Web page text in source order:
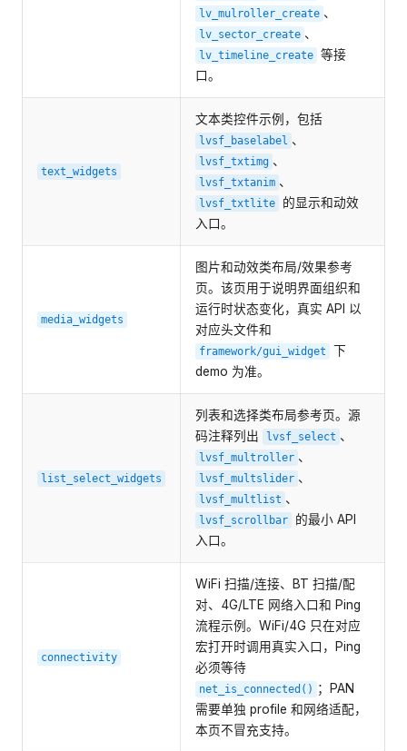
lv_mulroller_create 、
lv_sector_create 、
lv_timeline_create 等接
口。
text_widgets
文本类控件示例，包括
lvsf_baselabel 、
lvsf_txtimg 、
lvsf_txtanim 、
lvsf_txtlite
的显示和动效
入口。
media_widgets
图片和动效类布局/效果参考
页。该页用于说明界面组织和
运行时状态变化，真实 API 以
对应头文件和
framework/gui_widget
下
demo 为准。
list_select_widgets
列表和选择类布局参考页。源
码注释列出
lvsf_select 、
lvsf_multroller 、
lvsf_multslider 、
lvsf_multlist 、
lvsf_scrollbar
的最小 API
入口。
connectivity
WiFi 扫描/连接、BT 扫描/配
对、4G/LTE 网络入口和 Ping
流程示例。WiFi/4G 只在对应
宏打开时调用真实入口，Ping
必须等待
net_is_connected() ；PAN
需要单独 profile 和网络适配，
本页不冒充支持。